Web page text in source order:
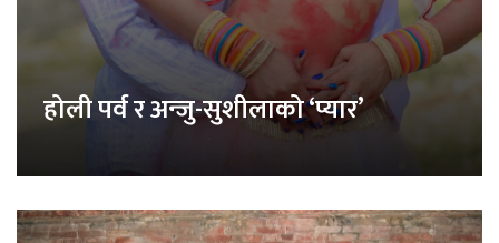
होली पर्व र अन्जु-सुशीलाको ‘प्यार’